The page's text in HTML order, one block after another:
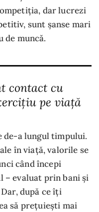
dar lucrezi
sunt șanse mari
de muncă.
contact cu
pe viață
de-a lungul timpului.
în viață, valorile se
când începi
– evaluat prin bani și
după ce îți
să prețuiești mai